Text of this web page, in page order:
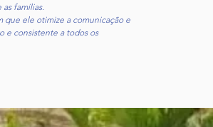
famílias.
que ele otimize a comunicação e
e consistente a todos os